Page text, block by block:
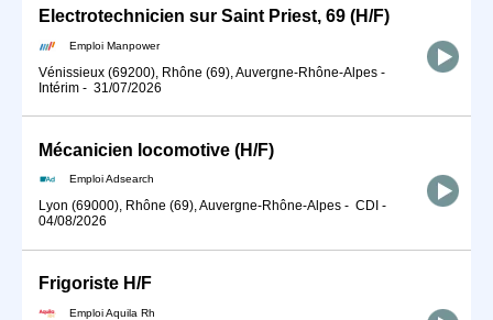
Electrotechnicien sur Saint Priest, 69 (H/F)
Emploi Manpower
Vénissieux (69200), Rhône (69), Auvergne-Rhône-Alpes -
Intérim - 31/07/2026
Mécanicien locomotive (H/F)
Emploi Adsearch
Lyon (69000), Rhône (69), Auvergne-Rhône-Alpes - CDI -
04/08/2026
Frigoriste H/F
Emploi Aquila Rh